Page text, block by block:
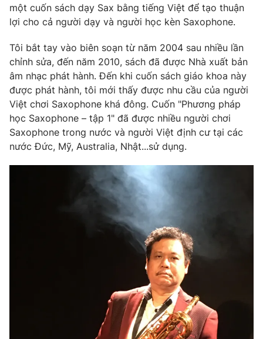
Liên hệ tòa soạn English
THỜI BÁO VTV
Theo dõi báo trên
Cơ quan chủ quản:Đài Truyền hình Việt Nam
Giấy phép hoạt động báo in và báo điện tử số 483/GP-BTTTT
cấp ngày 29/12/2023
Vũ Thanh Thủy
Nguyễn Thị Mỹ Hạnh, Phạm Quốc Thắng,
024.38 355 931 - 024.38 355 932
024.66 897 897
024-7300.7108
một cuốn sách dạy Sax bằng tiếng Việt để tạo thuận
lợi cho cả người dạy và người học kèn Saxophone.
Tôi bắt tay vào biên soạn từ năm 2004 sau nhiều lần
chỉnh sửa, đến năm 2010, sách đã được Nhà xuất bản
âm nhạc phát hành. Đến khi cuốn sách giáo khoa này
được phát hành, tôi mới thấy được nhu cầu của người
Việt chơi Saxophone khá đông. Cuốn "Phương pháp
học Saxophone – tập 1" đã được nhiều người chơi
Saxophone trong nước và người Việt định cư tại các
nước Đức, Mỹ, Australia, Nhật...sử dụng.